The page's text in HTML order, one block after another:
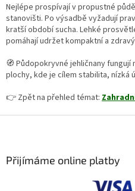
Nejlépe prospívají v propustné
stanovišti. Po výsadbě vyžadují
kratší období sucha. Lehké
pomáhají udržet kompaktní a
🧭 Půdopokryvné jehličnany
plochy, kde je cílem stabilita, nízká
👉 Zpět na přehled témat:
Přijímáme online platby